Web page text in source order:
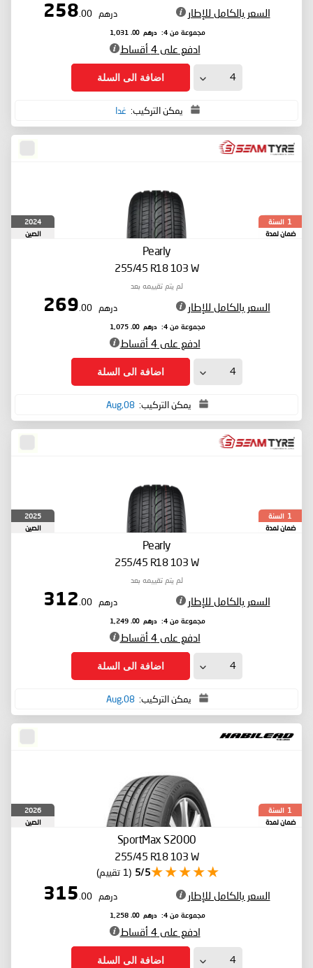
السعر بالكامل للإطار درهم 258
.00
مجموعة من 4: درهم 1,031
.00
ادفع على 4 أقساط
اضافة الى السلة
يمكن التركيب: غدا
1 السنة
ضمان لمدة
2024
الصين
Pearly
255/45 R18 103 W
لم يتم تقييمه بعد
السعر بالكامل للإطار درهم 269
.00
مجموعة من 4: درهم 1,075
.00
ادفع على 4 أقساط
اضافة الى السلة
يمكن التركيب: 08,Aug
1 السنة
ضمان لمدة
2025
الصين
Pearly
255/45 R18 103 W
لم يتم تقييمه بعد
السعر بالكامل للإطار درهم 312
.00
مجموعة من 4: درهم 1,249
.00
ادفع على 4 أقساط
اضافة الى السلة
يمكن التركيب: 08,Aug
1 السنة
ضمان لمدة
2026
الصين
SportMax S2000
255/45 R18 103 W
5/5 (1 تقييم)
السعر بالكامل للإطار درهم 315
.00
مجموعة من 4: درهم 1,258
.00
ادفع على 4 أقساط
اضافة الى السلة